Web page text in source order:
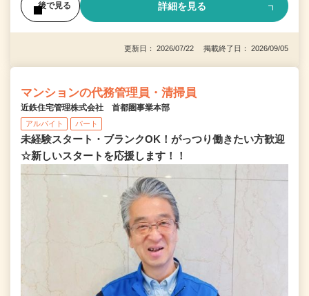
後で見る 詳細を見る
更新日： 2026/07/22 掲載終了日： 2026/09/05
マンションの代務管理員・清掃員
近鉄住宅管理株式会社 首都圏事業本部
アルバイト パート
未経験スタート・ブランクOK！がっつり働きたい方歓迎
☆新しいスタートを応援します！！